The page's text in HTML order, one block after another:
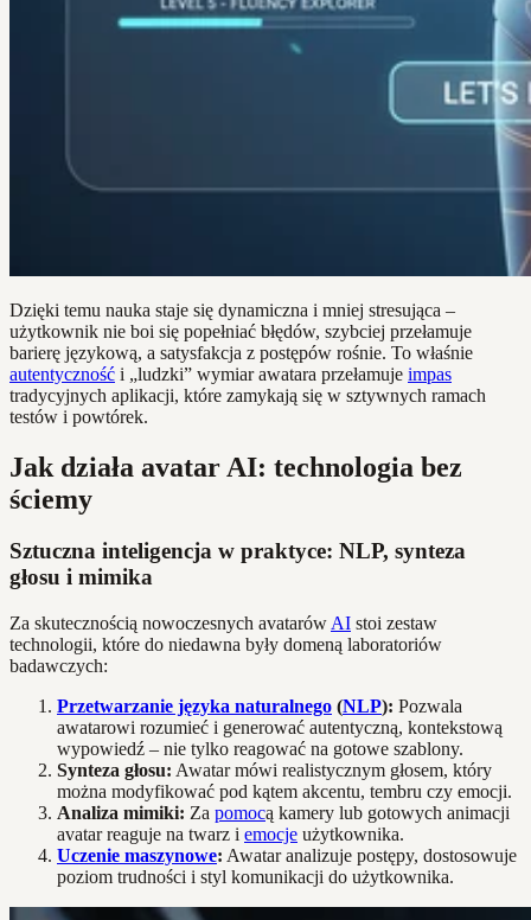
Dzięki temu nauka staje się dynamiczna i mniej stresująca –
użytkownik nie boi się popełniać błędów, szybciej przełamuje
barierę językową, a satysfakcja z postępów rośnie. To właśnie
autentyczność i „ludzki” wymiar awatara przełamuje impas
tradycyjnych aplikacji, które zamykają się w sztywnych ramach
testów i powtórek.
Jak działa avatar AI: technologia bez
ściemy
Sztuczna inteligencja w praktyce: NLP, synteza
głosu i mimika
Za skutecznością nowoczesnych avatarów AI stoi zestaw
technologii, które do niedawna były domeną laboratoriów
badawczych:
Przetwarzanie języka naturalnego (NLP): Pozwala
awatarowi rozumieć i generować autentyczną, kontekstową
wypowiedź – nie tylko reagować na gotowe szablony.
Synteza głosu: Awatar mówi realistycznym głosem, który
można modyfikować pod kątem akcentu, tembru czy emocji.
Analiza mimiki: Za pomocą kamery lub gotowych animacji
avatar reaguje na twarz i emocje użytkownika.
Uczenie maszynowe: Awatar analizuje postępy, dostosowuje
poziom trudności i styl komunikacji do użytkownika.